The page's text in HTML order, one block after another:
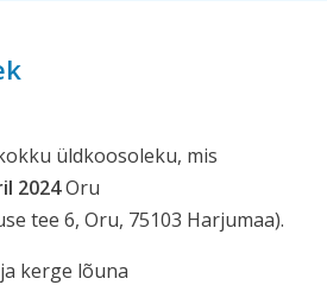
üldkoosoleku, mis
2024Oru
tee 6, Oru, 75103 Harjumaa).
kerge lõuna